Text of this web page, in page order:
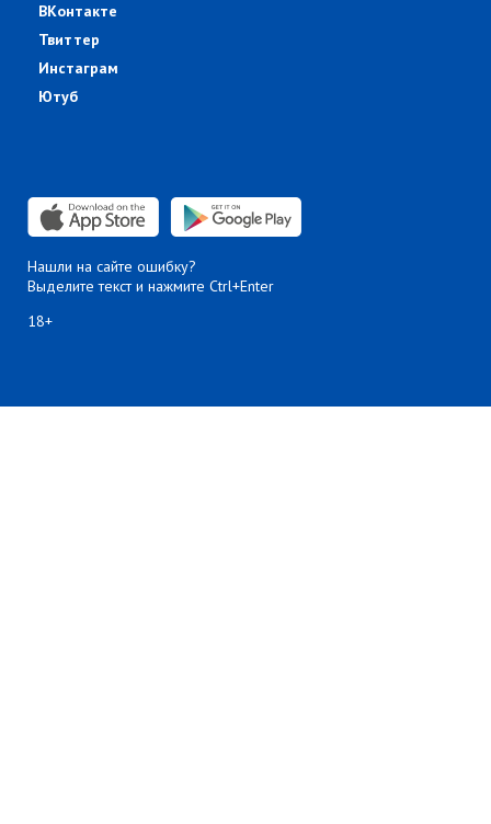
ВКонтакте
Твиттер
Инстаграм
Ютуб
Нашли на сайте ошибку?
Выделите текст и нажмите Ctrl+Enter
18+